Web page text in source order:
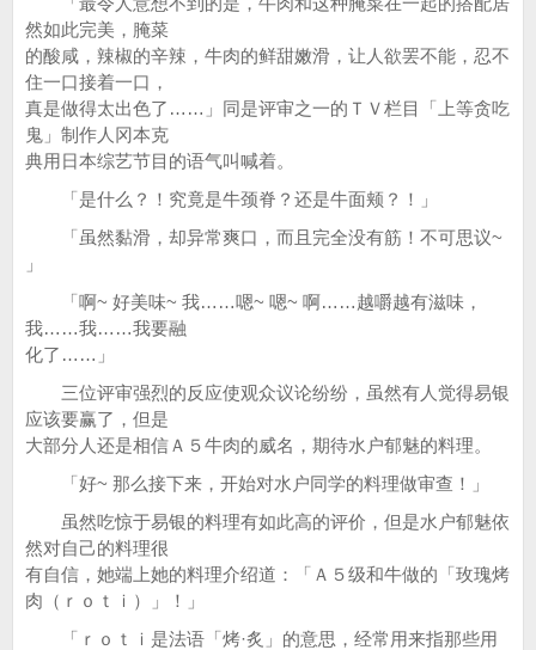
然如此完美，腌菜
的酸咸，辣椒的辛辣，牛肉的鲜甜嫩滑，让人欲罢不能，忍不
住一口接着一口，
真是做得太出色了……」同是评审之一的ＴＶ栏目「上等贪吃
鬼」制作人冈本克
典用日本综艺节目的语气叫喊着。
「是什么？！究竟是牛颈脊？还是牛面颊？！」
「虽然黏滑，却异常爽口，而且完全没有筋！不可思议~
」
「啊~ 好美味~ 我……嗯~ 嗯~ 啊……越嚼越有滋味，
我……我……我要融
化了……」
三位评审强烈的反应使观众议论纷纷，虽然有人觉得易银
应该要赢了，但是
大部分人还是相信Ａ５牛肉的威名，期待水户郁魅的料理。
「好~ 那么接下来，开始对水户同学的料理做审查！」
虽然吃惊于易银的料理有如此高的评价，但是水户郁魅依
然对自己的料理很
有自信，她端上她的料理介绍道：「Ａ５级和牛做的「玫瑰烤
肉（ｒｏｔｉ）」！」
「ｒｏｔｉ是法语「烤·炙」的意思，经常用来指那些用